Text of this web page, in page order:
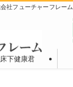
社フューチャーフレーム
床下健康君